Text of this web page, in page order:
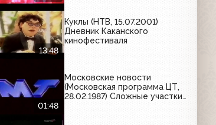
13:48
Куклы (НТВ, 15.07.2001)
Дневник Каканского
кинофестиваля
01:48
Московские новости
(Московская программа ЦТ,
28.02.1987) Сложные участки